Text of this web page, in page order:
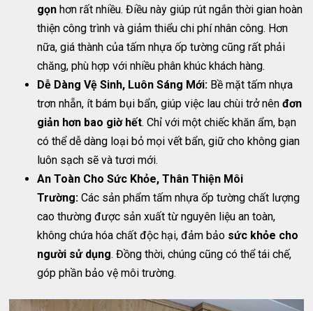
gọn hơn rất nhiều. Điều này giúp rút ngắn thời gian hoàn
thiện công trình và giảm thiểu chi phí nhân công. Hơn
nữa, giá thành của tấm nhựa ốp tường cũng rất phải
chăng, phù hợp với nhiều phân khúc khách hàng.
Dễ Dàng Vệ Sinh, Luôn Sáng Mới: Bề mặt tấm nhựa
trơn nhẵn, ít bám bụi bẩn, giúp việc lau chùi trở nênđơn
giản hơn bao giờ hết. Chỉ với một chiếc khăn ẩm, bạn
có thể dễ dàng loại bỏ mọi vết bẩn, giữ cho không gian
luôn sạch sẽ và tươi mới.
An Toàn Cho Sức Khỏe, Thân Thiện Môi
Trường: Các sản phẩm tấm nhựa ốp tường chất lượng
cao thường được sản xuất từ nguyên liệu an toàn,
không chứa hóa chất độc hại, đảm bảo sức khỏe cho
người sử dụng. Đồng thời, chúng cũng có thể tái chế,
góp phần bảo vệ môi trường.